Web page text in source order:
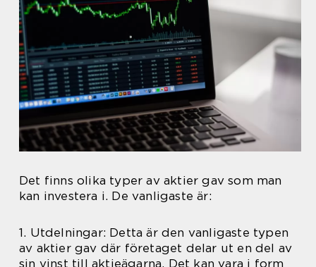
Det finns olika typer av aktier gav som man
kan investera i. De vanligaste är:
1. Utdelningar: Detta är den vanligaste typen
av aktier gav där företaget delar ut en del av
sin vinst till aktieägarna. Det kan vara i form